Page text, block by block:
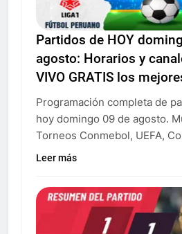
Partidos de HOY
agosto: Horarios y
VIVO GRATIS los
Programación completa de
hoy domingo 09 de agosto.
Torneos Conmebol, UEFA,
Leer más